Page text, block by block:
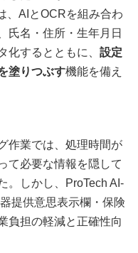
、AIとOCRを組み合わ
氏名・住所・生年月日
化するとともに、 設定
塗りつぶす機能を備え
作業では、処理時間が
て必要な情報を隠して
。しかし、ProTech AI-
提供意思表示欄・保険
負担の軽減と正確性向